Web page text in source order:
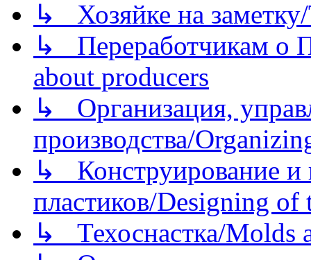
↳ Хозяйке на
↳ Переработчикам о
about producers
↳ Организация,
производства/
↳ Конструирование и
пластиков/Designing of
↳ Техоснастка/Molds